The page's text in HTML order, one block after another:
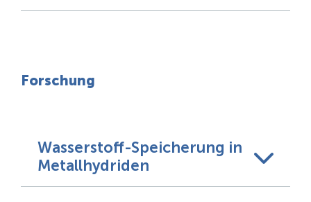
Forschung
Wasserstoff-Speicherung in
Metallhydriden